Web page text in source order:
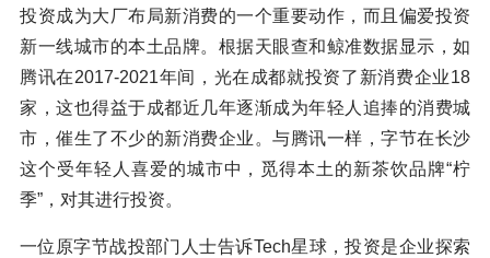
投资成为大厂布局新消费的一个重要动作，而且偏爱投资
新一线城市的本土品牌。根据天眼查和鲸准数据显示，如
腾讯在2017-2021年间，光在成都就投资了新消费企业18
家，这也得益于成都近几年逐渐成为年轻人追捧的消费城
市，催生了不少的新消费企业。与腾讯一样，字节在长沙
这个受年轻人喜爱的城市中，觅得本土的新茶饮品牌“柠
季”，对其进行投资。
一位原字节战投部门人士告诉Tech星球，投资是企业探索